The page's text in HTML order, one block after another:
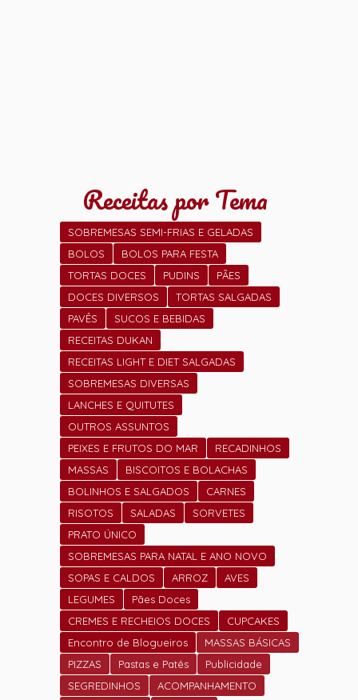
Receitas por Tema
SOBREMESAS SEMI-FRIAS E GELADAS
BOLOS
BOLOS PARA FESTA
TORTAS DOCES
PUDINS
PÃES
DOCES DIVERSOS
TORTAS SALGADAS
PAVÊS
SUCOS E BEBIDAS
RECEITAS DUKAN
RECEITAS LIGHT E DIET SALGADAS
SOBREMESAS DIVERSAS
LANCHES E QUITUTES
OUTROS ASSUNTOS
PEIXES E FRUTOS DO MAR
RECADINHOS
MASSAS
BISCOITOS E BOLACHAS
BOLINHOS E SALGADOS
CARNES
RISOTOS
SALADAS
SORVETES
PRATO ÚNICO
SOBREMESAS PARA NATAL E ANO NOVO
SOPAS E CALDOS
ARROZ
AVES
LEGUMES
Pães Doces
CREMES E RECHEIOS DOCES
CUPCAKES
Encontro de Blogueiros
MASSAS BÁSICAS
PIZZAS
Pastas e Patês
Publicidade
SEGREDINHOS
ACOMPANHAMENTO